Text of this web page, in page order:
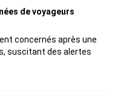
de voyageurs
concernés après une
suscitant des alertes